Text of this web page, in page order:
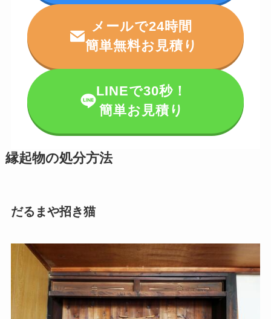
メールで24時間
簡単無料お見積り
LINEで30秒！
簡単お見積り
縁起物の処分方法
だるまや招き猫